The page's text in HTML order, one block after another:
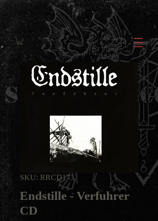
SKU: RRCD173
Endstille - Verfuhrer
CD